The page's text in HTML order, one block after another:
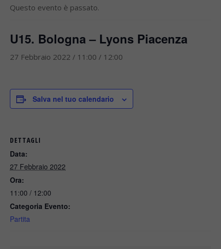
Questo evento è passato.
U15. Bologna – Lyons Piacenza
27 Febbraio 2022 / 11:00 / 12:00
Salva nel tuo calendario
DETTAGLI
Data:
27 Febbraio 2022
Ora:
11:00 / 12:00
Categoria Evento:
Partita